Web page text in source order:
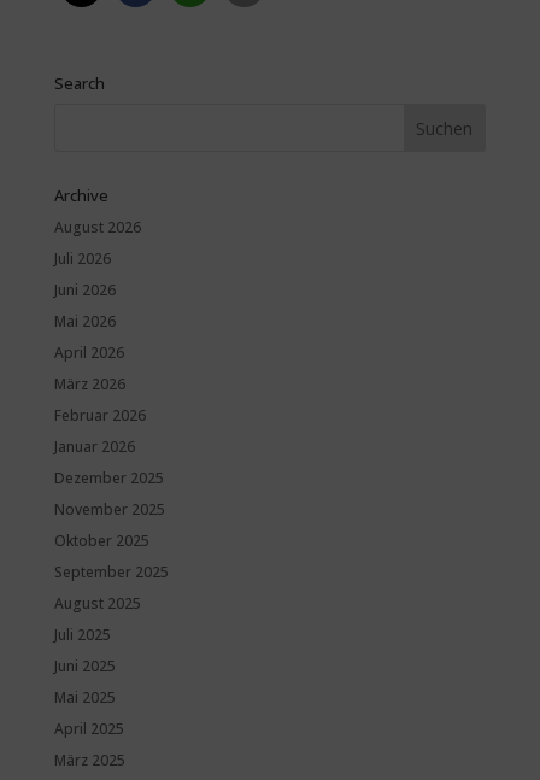
Search
Archive
August 2026
Juli 2026
Juni 2026
Mai 2026
April 2026
März 2026
Februar 2026
Januar 2026
Dezember 2025
November 2025
Oktober 2025
September 2025
August 2025
Juli 2025
Juni 2025
Mai 2025
April 2025
März 2025